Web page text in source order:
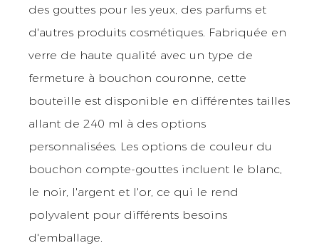
des gouttes pour les yeux, des parfums et
d'autres produits cosmétiques. Fabriquée en
verre de haute qualité avec un type de
fermeture à bouchon couronne, cette
bouteille est disponible en différentes tailles
allant de 240 ml à des options
personnalisées. Les options de couleur du
bouchon compte-gouttes incluent le blanc,
le noir, l'argent et l'or, ce qui le rend
polyvalent pour différents besoins
d'emballage.